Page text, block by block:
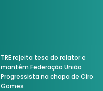
TRE rejeita tese do relator e
mantém Federação União
Progressista na chapa de Ciro
Gomes